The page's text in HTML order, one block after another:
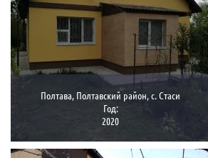
Полтава, Полтавский район, с. Стаси
Год:
2020